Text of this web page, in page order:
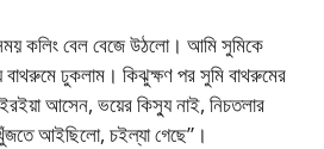
কলিং বেল বেজে উঠলো। আমি সুমিকে
বাথরুমে ঢুকলাম। কিঝুক্ষণ পর সুমি বাথরুমের
আসেন, ভয়ের কিস্যু নাই, নিচতলার
খুঁজতে আইছিলো, চইল্যা গেছে”।